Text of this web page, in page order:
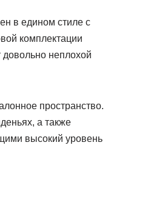
в едином стиле с
комплектации
довольно неплохой
пространство.
а также
высокий уровень